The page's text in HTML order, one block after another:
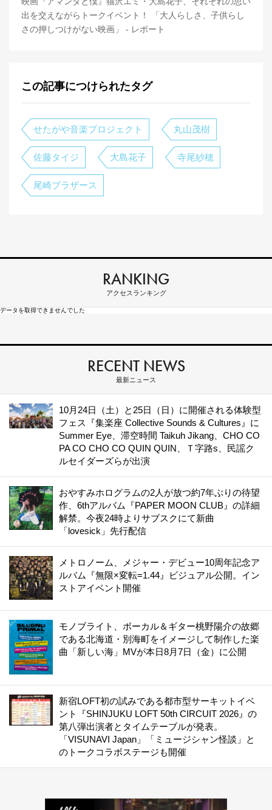
出を交えながらトークイベント！ 「大人らしさ、子供らし
さの押しつけがない映画」 - レポート
この記事につけられたタグ
せたがや音楽プロジェクト 丸山茂樹
佐藤タイジ 大島花子 寺尾紗穂
尾崎ブラザース
RANKING
アクセスランキング
データを取得できませんでした
RECENT NEWS
最新ニュース
10月24日（土）と25日（日）に開催される体験型
フェス『集楽座 Collective Sounds & Cultures』に
Summer Eye、滞空時間 Taikuh Jikang、CHO CO
PA CO CHO CO QUIN QUIN、Ｔ字路s、民謡ク
ルセイダーズらが出演
おやすみホログラムの2人が放つ約7年ぶりの待望
作、6thアルバム『PAPER MOON CLUB』の詳細
解禁。今夜24時よりサブスクにて新曲
「lovesick」先行配信
メトロノーム、メジャー・デビュー10周年記念ア
ルバム『無限×変転=1.44』ビジュアル公開。イン
ストアイベント開催
モノブライト、ボーカル＆ギター桃野陽介の故郷
である北海道・別海町をイメージして制作した楽
曲「新しい海」MVが本日8月7日（金）に公開
新宿LOFT初の試みである都市型サーキットイベ
ント『SHINJUKU LOFT 50th CIRCUIT 2026』の
第八弾出演者とタイムテーブルが発表。
「VISUNAVI Japan」「ミュージシャン怪談」と
のトークコラボステージも開催